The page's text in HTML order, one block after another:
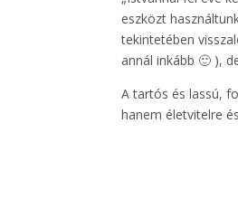
eszközt
tekintetében
annál inkább 🙂 ),
A tartós és lassú,
hanem életvitelre